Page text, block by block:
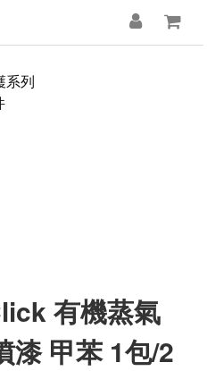
系列
有機蒸氣
漆 甲苯 1包/2